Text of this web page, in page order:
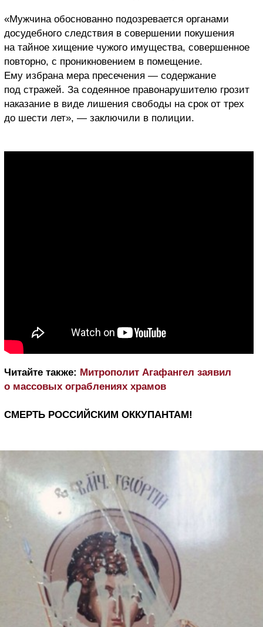
«Мужчина обоснованно подозревается органами
досудебного следствия в совершении покушения
на тайное хищение чужого имущества, совершенное
повторно, с проникновением в помещение.
Ему избрана мера пресечения — содержание
под стражей. За содеянное правонарушителю грозит
наказание в виде лишения свободы на срок от трех
до шести лет», — заключили в полиции.
Читайте также: Митрополит Агафангел заявил
о массовых ограблениях храмов
СМЕРТЬ РОССИЙСКИМ ОККУПАНТАМ!